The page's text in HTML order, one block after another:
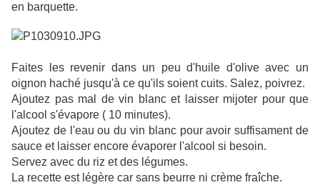
en barquette.
Faites les revenir dans un peu d'huile d'olive avec un
oignon haché jusqu'à ce qu'ils soient cuits. Salez, poivrez.
Ajoutez pas mal de vin blanc et laisser mijoter pour que
l'alcool s'évapore ( 10 minutes).
Ajoutez de l'eau ou du vin blanc pour avoir suffisament de
sauce et laisser encore évaporer l'alcool si besoin.
Servez avec du riz et des légumes.
La recette est légère car sans beurre ni crème fraîche.